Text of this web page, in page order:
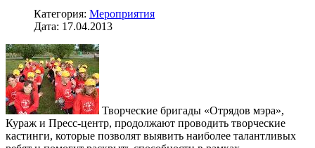
Категория: Мероприятия
Дата: 17.04.2013
Творческие бригады «Отрядов мэра»,
Кураж и Пресс-центр, продолжают проводить творческие
кастинги, которые позволят выявить наиболее талантливых